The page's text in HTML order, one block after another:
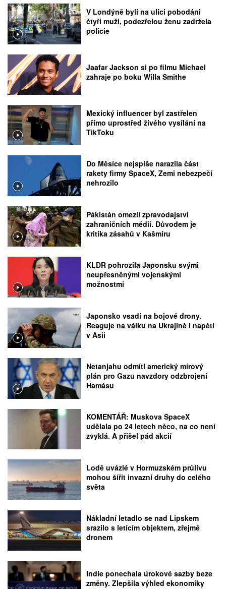
V Londýně byli na ulici pobodáni
čtyři muži, podezřelou ženu zadržela
policie
Jaafar Jackson si po filmu Michael
zahraje po boku Willa Smithe
Mexický influencer byl zastřelen
přímo uprostřed živého vysílání na
TikToku
Do Měsíce nejspíše narazila část
rakety firmy SpaceX, Zemi nebezpečí
nehrozilo
Pákistán omezil zpravodajství
zahraničních médií. Důvodem je
kritika zásahů v Kašmíru
KLDR pohrozila Japonsku svými
neupřesněnými vojenskými
možnostmi
Japonsko vsadí na bojové drony.
Reaguje na válku na Ukrajině i napětí
v Asii
Netanjahu odmítl americký mírový
plán pro Gazu navzdory odzbrojení
Hamásu
KOMENTÁŘ: Muskova SpaceX
udělala po 24 letech něco, na co není
zvyklá. A přišel pád akcií
Lodě uvázlé v Hormuzském průlivu
mohou šířit invazní druhy do celého
světa
Nákladní letadlo se nad Lipskem
srazilo s letícím objektem, zřejmě
dronem
Indie ponechala úrokové sazby beze
změny. Zlepšila výhled ekonomiky